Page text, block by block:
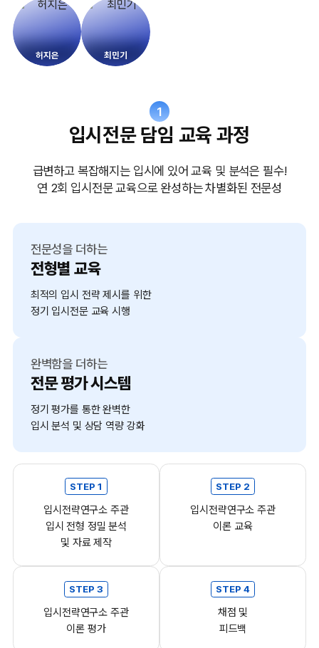
허지은 최민기
1
입시전문 담임 교육 과정
급변하고 복잡해지는 입시에 있어 교육 및 분석은 필수!
연 2회 입시전문 교육으로 완성하는 차별화된 전문성
전문성을 더하는
전형별 교육
최적의 입시 전략 제시를 위한
정기 입시전문 교육 시행
완벽함을 더하는
전문 평가 시스템
정기 평가를 통한 완벽한
입시 분석 및 상담 역량 강화
STEP 1
입시전략연구소 주관
입시 전형 정밀 분석
및 자료 제작
STEP 2
입시전략연구소 주관
이론 교육
STEP 3
입시전략연구소 주관
이론 평가
STEP 4
채점 및
피드백